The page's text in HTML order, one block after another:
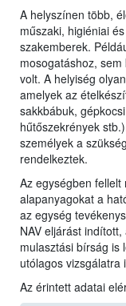
A helyszínen több,
műszaki, higiéniai
szakemberek.
mosogatáshoz,
volt. A helyiség
amelyek az
sakkbábuk,
hűtőszekrények
személyek a
rendelkeztek.
Az egységben
alapanyagokat a
az egység
NAV eljárást
mulasztási bírság is
utólagos vizsgálatra
Az érintett adatai